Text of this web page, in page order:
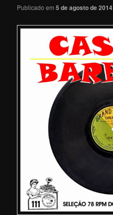
Publicado em5 de agosto de 2014